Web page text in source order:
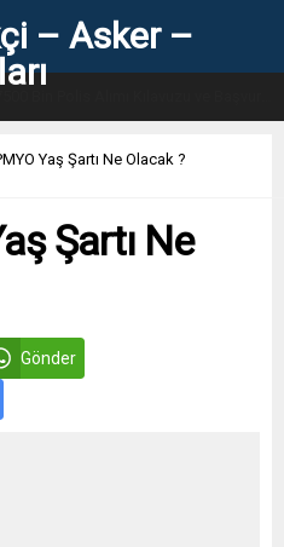
Yaş Şartı Ne Olacak ?
Şartı Ne
Gönder